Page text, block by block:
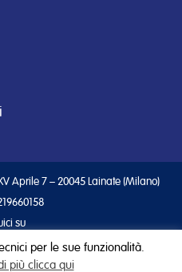
Aprile 7 – 20045 Lainate (Milano)
su
per le sue funzionalità.
più clicca qui